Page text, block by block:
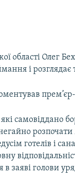
області Олег
і розглядає
самовіддано
розпочати
готелів і
в заяві голови